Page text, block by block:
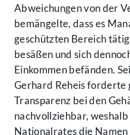
Abweichungen von der
bemängelte, dass es
geschützten Bereich
besäßen und sich
Einkommen befänden.
Gerhard Reheis forderte
Transparenz bei den
nachvollziehbar,
Nationalrates die